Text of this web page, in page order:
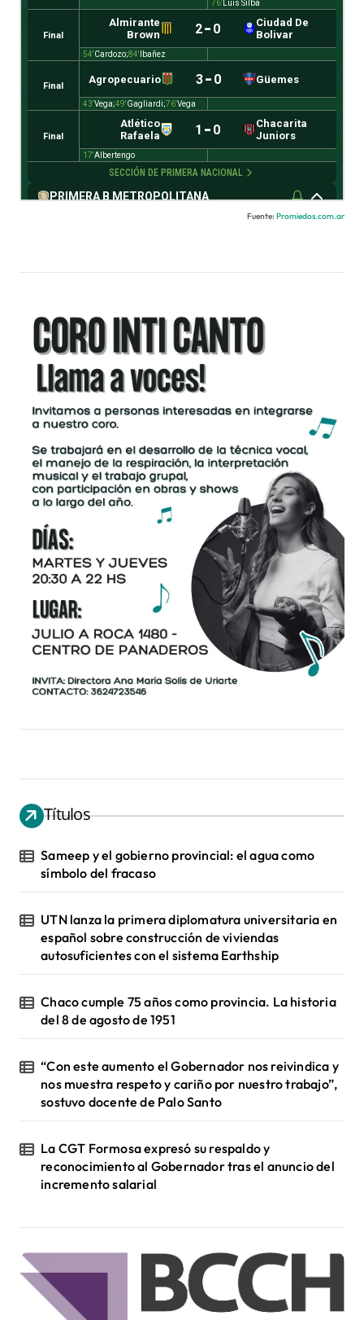
Fuente: Promiedos.com.ar
Títulos
Sameep y el gobierno provincial: el agua como
símbolo del fracaso
UTN lanza la primera diplomatura universitaria en
español sobre construcción de viviendas
autosuficientes con el sistema Earthship
Chaco cumple 75 años como provincia. La historia
del 8 de agosto de 1951
“Con este aumento el Gobernador nos reivindica y
nos muestra respeto y cariño por nuestro trabajo”,
sostuvo docente de Palo Santo
La CGT Formosa expresó su respaldo y
reconocimiento al Gobernador tras el anuncio del
incremento salarial